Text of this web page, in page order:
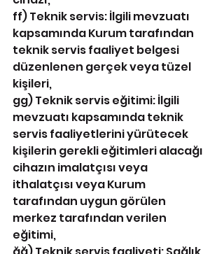
ff) Teknik servis: İlgili mevzuatı
kapsamında Kurum tarafından
teknik servis faaliyet belgesi
düzenlenen gerçek veya tüzel
kişileri,
gg) Teknik servis eğitimi: İlgili
mevzuatı kapsamında teknik
servis faaliyetlerini yürütecek
kişilerin gerekli eğitimleri alacağı
cihazın imalatçısı veya
ithalatçısı veya Kurum
tarafından uygun görülen
merkez tarafından verilen
eğitimi,